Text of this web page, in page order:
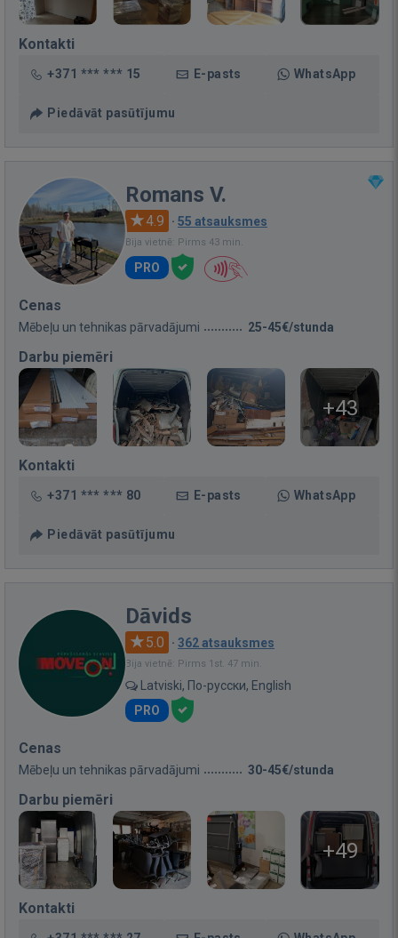
Kontakti
+371 *** *** 15 E-pasts WhatsApp
Piedāvāt pasūtījumu
Romans V.
4.9 · 55 atsauksmes
Bija vietnē: Pirms 43 min.
PRO
Cenas
Mēbeļu un tehnikas pārvadājumi 25-45€/stunda
Darbu piemēri
+43
Kontakti
+371 *** *** 80 E-pasts WhatsApp
Piedāvāt pasūtījumu
Dāvids
5.0 · 362 atsauksmes
Bija vietnē: Pirms 1st. 47 min.
Latviski, По-русски, English
PRO
Cenas
Mēbeļu un tehnikas pārvadājumi 30-45€/stunda
Darbu piemēri
+49
Kontakti